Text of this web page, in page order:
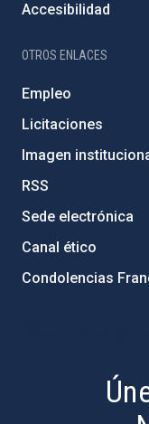
Accesibilidad
OTROS ENLACES
Empleo
Licitaciones
Imagen
RSS
Sede electrónica
Canal ético
Condolencias